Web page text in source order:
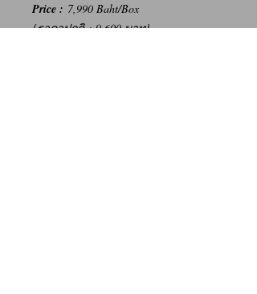
Price : 7,990 Baht/Box
{ราคาปกติ : 9,600 บาท}